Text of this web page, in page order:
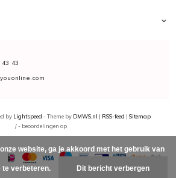
43
by Lightspeed - Theme by DMWS.nl RSS-feed
Sitemap
/- beoordelingen op
website, ga je akkoord met het gebruik van
te verbeteren. Dit bericht verbergen